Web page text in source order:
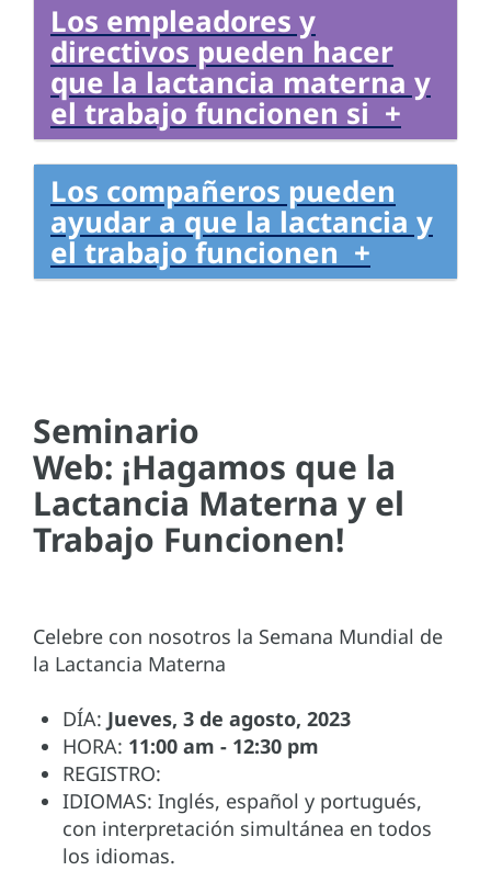
Los empleadores y
directivos pueden hacer
que la lactancia materna y
el trabajo funcionen si +
Los compañeros pueden
ayudar a que la lactancia y
el trabajo funcionen +
Seminario
Web: ¡Hagamos que la
Lactancia Materna y el
Trabajo Funcionen!
Celebre con nosotros la Semana Mundial de
la Lactancia Materna
DÍA: Jueves, 3 de agosto, 2023
HORA: 11:00 am - 12:30 pm
REGISTRO:
IDIOMAS: Inglés, español y portugués,
con interpretación simultánea en todos
los idiomas.